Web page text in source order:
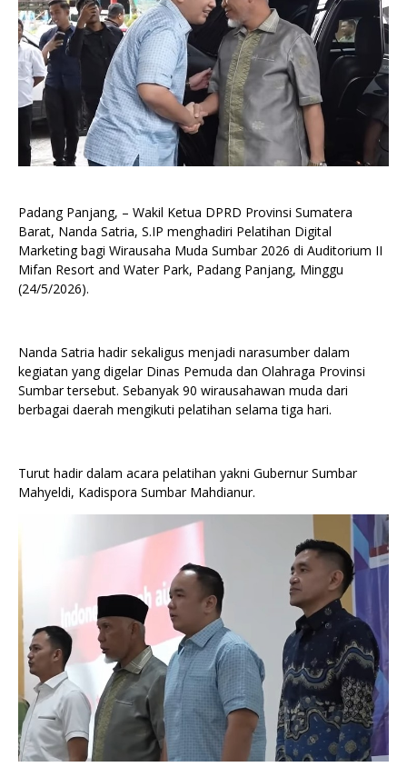
Padang Panjang, – Wakil Ketua DPRD Provinsi Sumatera
Barat, Nanda Satria, S.IP menghadiri Pelatihan Digital
Marketing bagi Wirausaha Muda Sumbar 2026 di Auditorium II
Mifan Resort and Water Park, Padang Panjang, Minggu
(24/5/2026).
Nanda Satria hadir sekaligus menjadi narasumber dalam
kegiatan yang digelar Dinas Pemuda dan Olahraga Provinsi
Sumbar tersebut. Sebanyak 90 wirausahawan muda dari
berbagai daerah mengikuti pelatihan selama tiga hari.
Turut hadir dalam acara pelatihan yakni Gubernur Sumbar
Mahyeldi, Kadispora Sumbar Mahdianur.